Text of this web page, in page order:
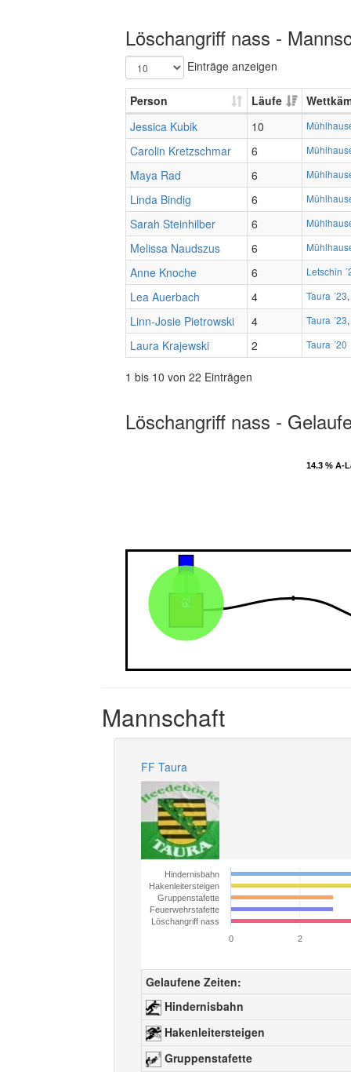
Löschangriff nass -
Einträge anzeigen
Person Läufe
Jessica Kubik
10
Carolin Kretzschmar 6
Maya Rad 6
Linda Bindig 6
Sarah Steinhilber 6
Melissa Naudszus 6
Anne Knoche 6 Letschin
Lea Auerbach 4 Taura ´23,
Linn-Josie Pietrowski 4 Taura ´23,
Laura Krajewski 2 Taura ´20
1 bis 10 von 22 Einträgen
Löschangriff nass -
14.3 % A-
14.3 % A-
Mannschaft
FF Taura
Hindernisbahn
Hakenleitersteigen
Gruppenstafette
Feuerwehrstafette
Löschangriff nass
0
2
Gelaufene Zeiten:
Hindernisbahn
Hakenleitersteigen
Gruppenstafette